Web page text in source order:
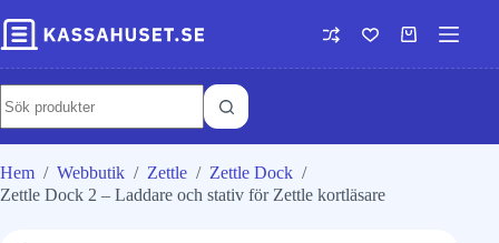
Hem / Webbutik / Zettle / Zettle Dock /
Zettle Dock 2 – Laddare och stativ för Zettle kortläsare